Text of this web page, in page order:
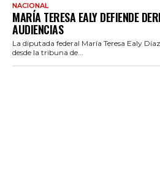
NACIONAL
MARÍA TERESA EALY DEFIENDE
AUDIENCIAS
La diputada federal María Teresa Ealy
desde la tribuna de...